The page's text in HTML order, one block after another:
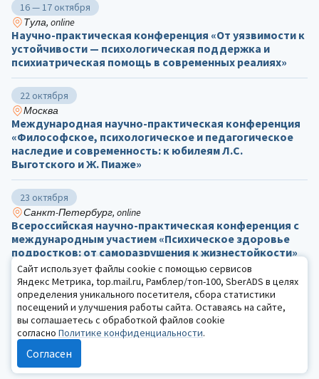
16 — 17 октября
Тула, online
Научно-практическая конференция «От уязвимости к
устойчивости — психологическая поддержка и
психиатрическая помощь в современных реалиях»
22 октября
Москва
Международная научно-практическая конференция
«Философское, психологическое и педагогическое
наследие и современность: к юбилеям Л.С.
Выготского и Ж. Пиаже»
23 октября
Санкт-Петербург, online
Всероссийская научно-практическая конференция с
международным участием «Психическое здоровье
подростков: от саморазрушения к жизнестойкости»
23 октября
Иркутск
VI Международная научно-практическая
конференция «Межведомственный подход к
сопровождению личности, оказавшейся в трудной
жизненной ситуации: теория и лучшие практики»
Сайт использует файлы cookie с помощью сервисов
Яндекс Метрика, top.mail.ru, Рамблер/топ-100, SberADS в целях
определения уникального посетителя, сбора статистики
посещений и улучшения работы сайта. Оставаясь на сайте,
вы соглашаетесь с обработкой файлов cookie
согласно Политике конфиденциальности.
Согласен